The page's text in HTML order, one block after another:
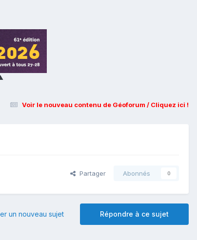
Voir le nouveau contenu de Géoforum / Cliquez ici !
Partager Abonnés 0
Répondre à ce sujet
un nouveau sujet